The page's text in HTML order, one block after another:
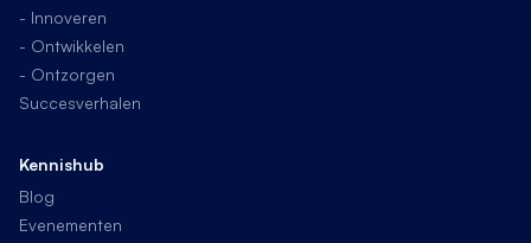
- Innoveren
- Ontwikkelen
- Ontzorgen
Succesverhalen
Kennishub
Blog
Evenementen